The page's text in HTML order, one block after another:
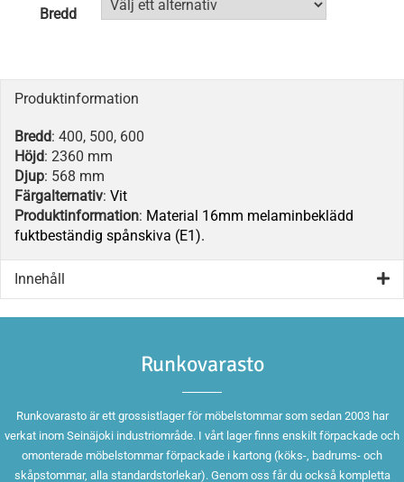
Bredd
Produktinformation
Bredd: 400, 500, 600
Höjd: 2360 mm
Djup: 568 mm
Färgalternativ: Vit
Produktinformation: Material 16mm melaminbeklädd
fuktbeständig spånskiva (E1).
Innehåll
Runkovarasto
Runkovarasto är ett grossistlager för möbelstommar som sedan 2003 har
verkat inom Seinäjoki industriområde. I vårt lager finns enskilt förpackade och
omonterade möbelstommar förpackade i kartong (köks-, badrums- och
skåpstommar, alla standardstorlekar). Genom oss får du också kompletta